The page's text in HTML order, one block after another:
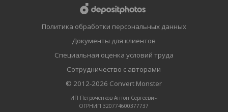
Политика обработки персональных данных
Документы для клиентов
Специальная оценка условий труда
Сотрудничество с авторами
© 2012-2026 Convert Monster
ИП Петроченков Антон Сергеевич
ОГРНИП 320774600377737